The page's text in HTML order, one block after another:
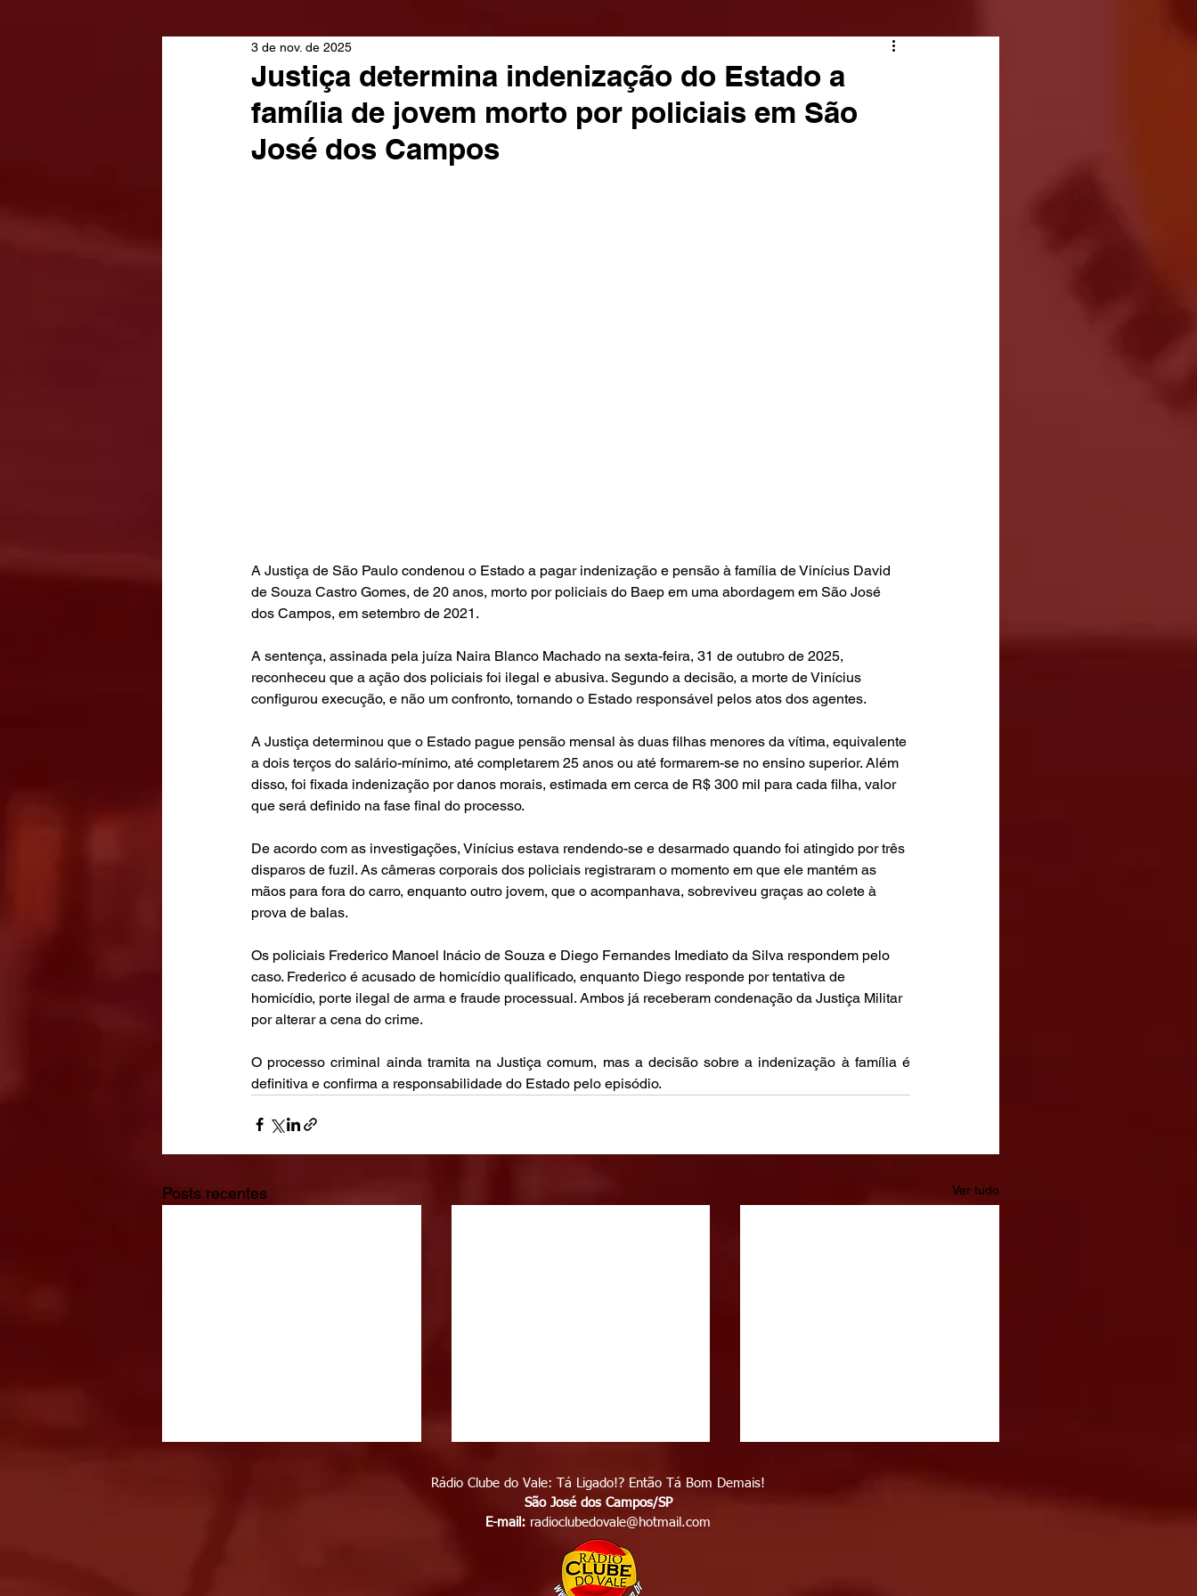
Justiça determina indenização do Estado a
família de jovem morto por policiais em São
José dos Campos
3 de nov. de 2025
A Justiça de São Paulo condenou o Estado a pagar indenização e pensão à família de Vinícius David
de Souza Castro Gomes, de 20 anos, morto por policiais do Baep em uma abordagem em São José
dos Campos, em setembro de 2021.
A sentença, assinada pela juíza Naira Blanco Machado na sexta-feira, 31 de outubro de 2025,
reconheceu que a ação dos policiais foi ilegal e abusiva. Segundo a decisão, a morte de Vinícius
configurou execução, e não um confronto, tornando o Estado responsável pelos atos dos agentes.
A Justiça determinou que o Estado pague pensão mensal às duas filhas menores da vítima, equivalente
a dois terços do salário-mínimo, até completarem 25 anos ou até formarem-se no ensino superior. Além
disso, foi fixada indenização por danos morais, estimada em cerca de R$ 300 mil para cada filha, valor
que será definido na fase final do processo.
De acordo com as investigações, Vinícius estava rendendo-se e desarmado quando foi atingido por três
disparos de fuzil. As câmeras corporais dos policiais registraram o momento em que ele mantém as
mãos para fora do carro, enquanto outro jovem, que o acompanhava, sobreviveu graças ao colete à
prova de balas.
Os policiais Frederico Manoel Inácio de Souza e Diego Fernandes Imediato da Silva respondem pelo
caso. Frederico é acusado de homicídio qualificado, enquanto Diego responde por tentativa de
homicídio, porte ilegal de arma e fraude processual. Ambos já receberam condenação da Justiça Militar
por alterar a cena do crime.
O processo criminal ainda tramita na Justiça comum, mas a decisão sobre a indenização à família é
definitiva e confirma a responsabilidade do Estado pelo episódio.
Posts recentes Ver tudo
Rádio Clube do Vale: Tá Ligado!? Então Tá Bom Demais!
São José dos Campos/SP
E-mail: radioclubedovale@hotmail.com